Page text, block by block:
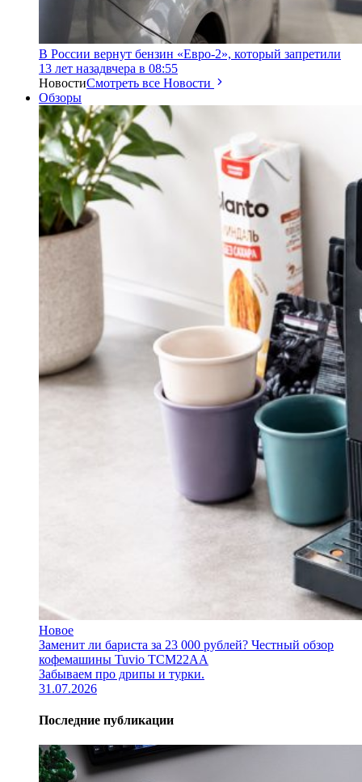
В России вернут бензин «Евро-2», который запретили
13 лет назадвчера в 08:55
НовостиСмотреть все Новости
Обзоры
Новое
Заменит ли бариста за 23 000 рублей? Честный обзор
кофемашины Tuvio TCM22AA
Забываем про дрипы и турки.
31.07.2026
Последние публикации